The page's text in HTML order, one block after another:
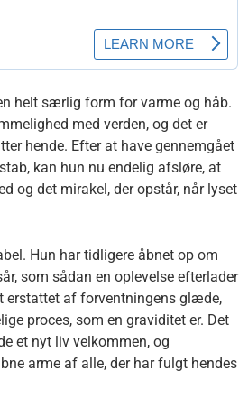
helt særlig form for varme og håb.
med verden, og det er
hende. Efter at have gennemgået
kan hun nu endelig afsløre, at
og det mirakel, der opstår, når lyset
Hun har tidligere åbnet op om
som sådan en oplevelse efterlader
erstattet af forventningens glæde,
proces, som en graviditet er. Det
et nyt liv velkommen, og
arme af alle, der har fulgt hendes